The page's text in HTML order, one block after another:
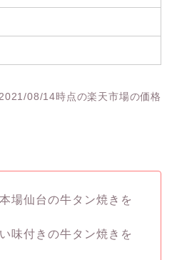
08/14時点の楽天市場の価格
場仙台の牛タン焼きを
味付きの牛タン焼きを